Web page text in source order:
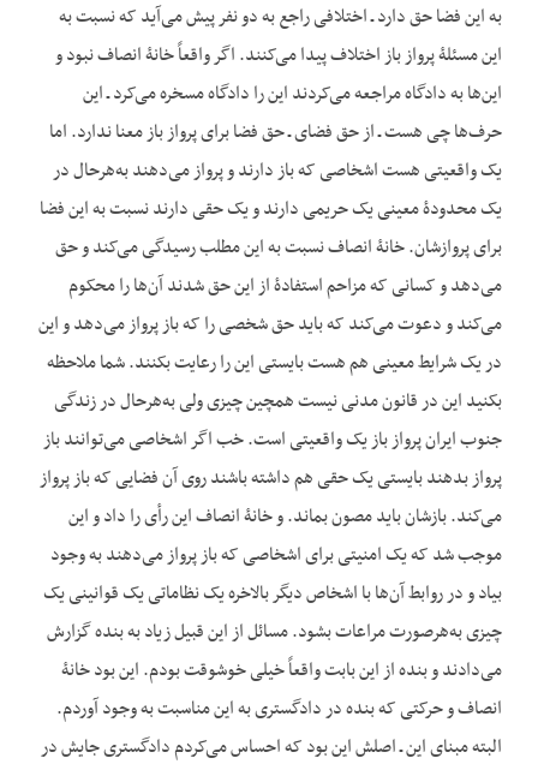
به این فضا حق دارد ـ اختلافی راجع به دو نفر پیش می‌آید که نسبت به
این مسئلۀ پرواز باز اختلاف پیدا می‌کنند. اگر واقعاً خانۀ انصاف نبود و
این‌ها به دادگاه مراجعه می‌کردند این را دادگاه مسخره می‌کرد ـ این
حرف‌ها چی هست ـ از حق فضای ـ حق فضا برای پرواز باز معنا ندارد. اما
یک واقعیتی هست اشخاصی که باز دارند و پرواز می‌دهند به‌هرحال در
یک محدودۀ معینی یک حریمی دارند و یک حقی دارند نسبت به این فضا
برای پروازشان. خانۀ انصاف نسبت به این مطلب رسیدگی می‌کند و حق
می‌دهد و کسانی که مزاحم استفادۀ از این حق شدند آن‌ها را محکوم
می‌کند و دعوت می‌کند که باید حق شخصی را که باز پرواز می‌دهد و این
در یک شرایط معینی هم هست بایستی این را رعایت بکنند. شما ملاحظه
بکنید این در قانون مدنی نیست همچین چیزی ولی به‌هرحال در زندگی
جنوب ایران پرواز باز یک واقعیتی است. خب اگر اشخاصی می‌توانند باز
پرواز بدهند بایستی یک حقی هم داشته باشند روی آن فضایی که باز پرواز
می‌کند. بازشان باید مصون بماند. و خانۀ انصاف این رأی را داد و این
موجب شد که یک امنیتی برای اشخاصی که باز پرواز می‌دهند به وجود
بیاد و در روابط آن‌ها با اشخاص دیگر بالاخره یک نظاماتی یک قوانینی یک
چیزی به‌هرصورت مراعات بشود. مسائل از این قبیل زیاد به بنده گزارش
می‌دادند و بنده از این بابت واقعاً خیلی خوش‏وقت بودم. این بود خانۀ
انصاف و حرکتی که بنده در دادگستری به این مناسبت به وجود آوردم.
البته مبنای این ـ اصلش این بود که احساس می‌کردم دادگستری جایش در